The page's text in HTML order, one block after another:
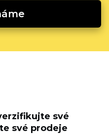
své
své prodeje